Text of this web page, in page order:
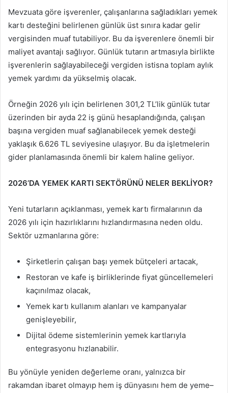
Mevzuata göre işverenler, çalışanlarına sağladıkları yemek
kartı desteğini belirlenen günlük üst sınıra kadar gelir
vergisinden muaf tutabiliyor. Bu da işverenlere önemli bir
maliyet avantajı sağlıyor. Günlük tutarın artmasıyla birlikte
işverenlerin sağlayabileceği vergiden istisna toplam aylık
yemek yardımı da yükselmiş olacak.
Örneğin 2026 yılı için belirlenen 301,2 TL’lik günlük tutar
üzerinden bir ayda 22 iş günü hesaplandığında, çalışan
başına vergiden muaf sağlanabilecek yemek desteği
yaklaşık 6.626 TL seviyesine ulaşıyor. Bu da işletmelerin
gider planlamasında önemli bir kalem haline geliyor.
2026’DA YEMEK KARTI SEKTÖRÜNÜ NELER BEKLİYOR?
Yeni tutarların açıklanması, yemek kartı firmalarının da
2026 yılı için hazırlıklarını hızlandırmasına neden oldu.
Sektör uzmanlarına göre:
Şirketlerin çalışan başı yemek bütçeleri artacak,
Restoran ve kafe iş birliklerinde fiyat güncellemeleri
kaçınılmaz olacak,
Yemek kartı kullanım alanları ve kampanyalar
genişleyebilir,
Dijital ödeme sistemlerinin yemek kartlarıyla
entegrasyonu hızlanabilir.
Bu yönüyle yeniden değerleme oranı, yalnızca bir
rakamdan ibaret olmayıp hem iş dünyasını hem de yeme–